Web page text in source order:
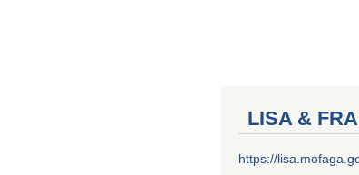
LISA &
https://